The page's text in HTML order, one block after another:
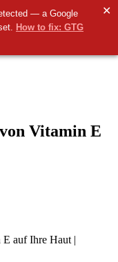
— a Google
How to fix: GTG
✕
Vitamin E
auf Ihre Haut |